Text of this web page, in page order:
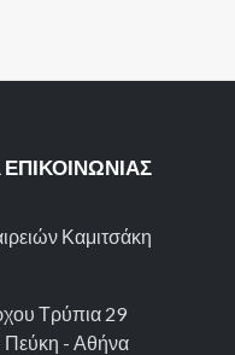
ΕΠΙΚΟΙΝΩΝΙΑΣ
Καμιτσάκη
Τρύπια 29
Πεύκη - Αθήνα